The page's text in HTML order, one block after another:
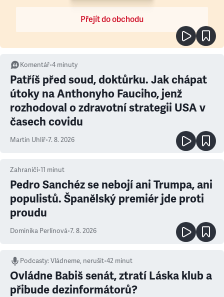
Přejít do obchodu
Komentář•4 minuty
Patříš před soud, doktůrku. Jak chápat
útoky na Anthonyho Fauciho, jenž
rozhodoval o zdravotní strategii USA v
časech covidu
Martin Uhlíř•7. 8. 2026
Zahraničí•11 minut
Pedro Sanchéz se nebojí ani Trumpa, ani
populistů. Španělský premiér jde proti
proudu
Dominika Perlínová•7. 8. 2026
Podcasty:Vládneme, nerušit•42 minut
Ovládne Babiš senát, ztratí Láska klub a
přibude dezinformátorů?